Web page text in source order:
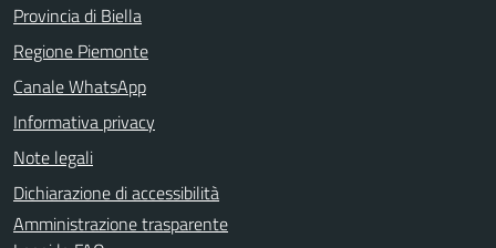
Provincia di Biella
Regione Piemonte
Canale WhatsApp
Informativa privacy
Note legali
Dichiarazione di accessibilità
Amministrazione trasparente